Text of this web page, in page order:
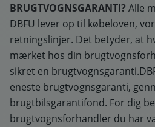
BRUGTVOGNSGARANTI? Alle
DBFU lever op til købeloven,
retningslinjer. Det betyder, at
mærket hos din
sikret en
eneste brugtvognsgaranti,
brugtbilsgarantifond. For dig
brugtvognsforhandler du har